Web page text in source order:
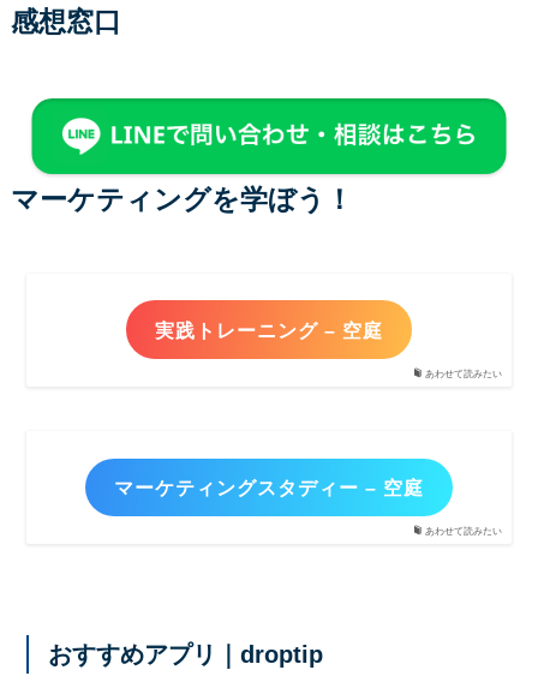
感想窓口
マーケティングを学ぼう！
あわせて読みたい
実践トレーニング – 空庭
あわせて読みたい
マーケティングスタディー – 空庭
おすすめアプリ｜droptip